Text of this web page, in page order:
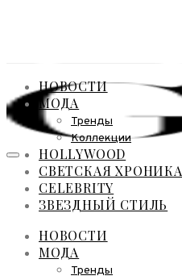
НОВОСТИ
МОДА
Тренды
Коллекции
HOLLYWOOD
СВЕТСКАЯ ХРОНИКА
CELEBRITY
ЗВЕЗДНЫЙ СТИЛЬ
НОВОСТИ
МОДА
Тренды